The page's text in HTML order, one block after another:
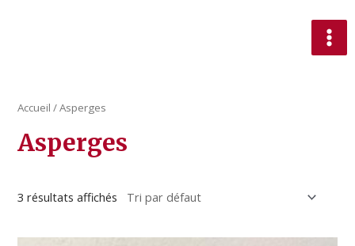
Accueil / Asperges
Asperges
3 résultats affichés